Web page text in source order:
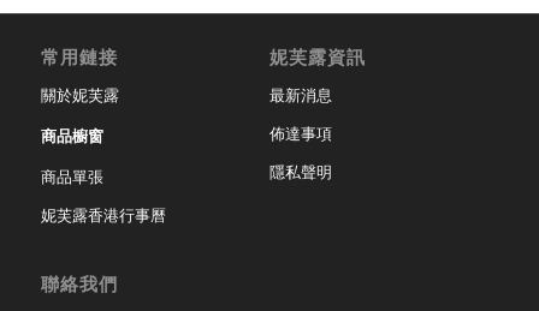
常用鏈接
關於妮芙露
商品櫥窗
商品單張
妮芙露香港行事曆
妮芙露資訊
最新消息
佈達事項
隱私聲明
聯絡我們